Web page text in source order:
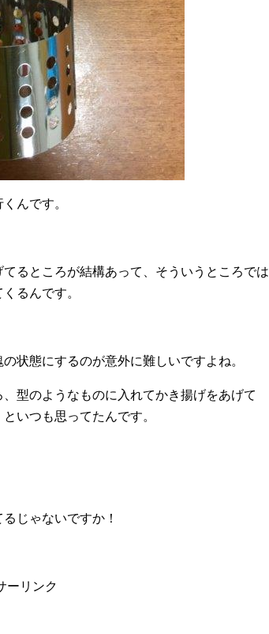
んです。
るところが結構あって、そういうところでは
るんです。
状態にするのが意外に難しいですよね。
型のようなものに入れてかき揚げをあげて
いつも思ってたんです。
じゃないですか！
ーリンク